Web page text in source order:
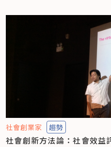
社會創業家 趨勢
社會創新方法論：社會效益